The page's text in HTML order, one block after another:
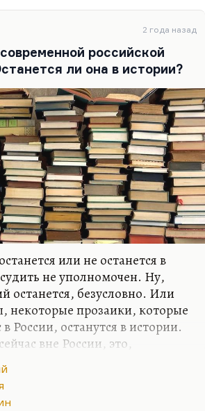
2 года назад
российской
ли она в истории?
или не останется в
не уполномочен. Ну,
останется, безусловно. Или
некоторые прозаики, которые
в России, останутся в истории.
вне России, это,
и с предыдущими. Она – один
сегодня людей. Безусловно,